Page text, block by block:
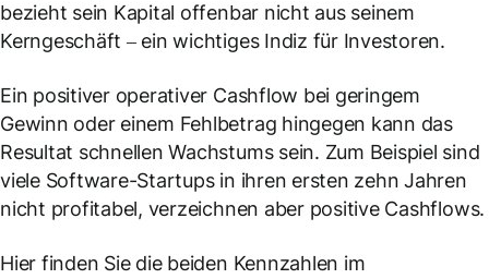
bezieht sein Kapital offenbar nicht aus seinem
Kerngeschäft – ein wichtiges Indiz für Investoren.
Ein positiver operativer Cashflow bei geringem
Gewinn oder einem Fehlbetrag hingegen kann das
Resultat schnellen Wachstums sein. Zum Beispiel sind
viele Software-Startups in ihren ersten zehn Jahren
nicht profitabel, verzeichnen aber positive Cashflows.
Hier finden Sie die beiden Kennzahlen im